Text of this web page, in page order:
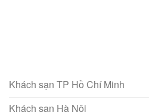
Khách sạn TP Hồ Chí Minh
Khách sạn Hà Nội